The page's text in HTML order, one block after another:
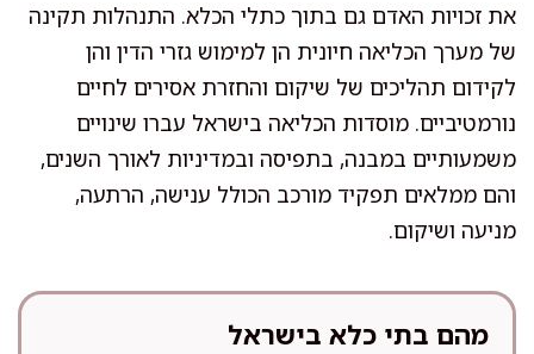
את זכויות האדם גם בתוך כתלי הכלא. התנהלות תקינה
של מערך הכליאה חיונית הן למימוש גזרי הדין והן
לקידום תהליכים של שיקום והחזרת אסירים לחיים
נורמטיביים. מוסדות הכליאה בישראל עברו שינויים
משמעותיים במבנה, בתפיסה ובמדיניות לאורך השנים,
והם ממלאים תפקיד מורכב הכולל ענישה, הרתעה,
מניעה ושיקום.
מהם בתי כלא בישראל